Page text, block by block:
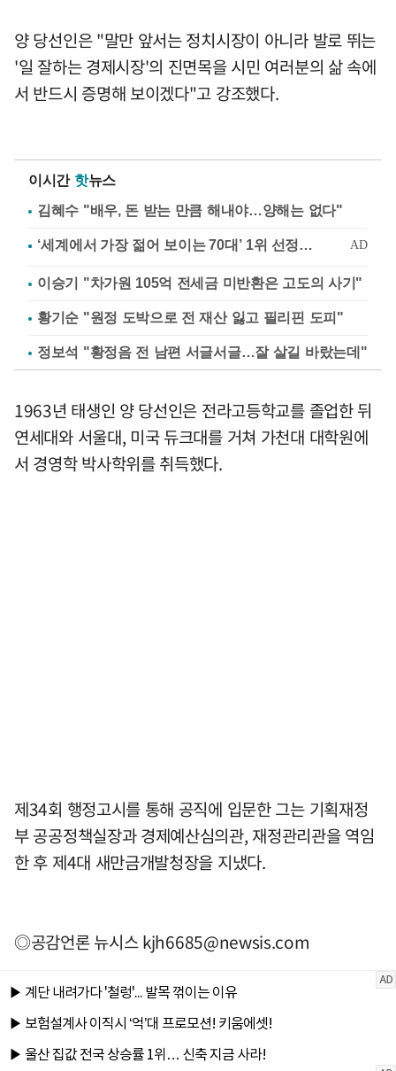
양 당선인은 "말만 앞서는 정치시장이 아니라 발로 뛰는
'일 잘하는 경제시장'의 진면목을 시민 여러분의 삶 속에
서 반드시 증명해 보이겠다"고 강조했다.
이시간 핫뉴스
김혜수 "배우, 돈 받는 만큼 해내야…양해는 없다"
이승기 "차가원 105억 전세금 미반환은 고도의 사기"
황기순 "원정 도박으로 전 재산 잃고 필리핀 도피"
정보석 "황정음 전 남편 서글서글…잘 살길 바랐는데"
1963년 태생인 양 당선인은 전라고등학교를 졸업한 뒤
연세대와 서울대, 미국 듀크대를 거쳐 가천대 대학원에
서 경영학 박사학위를 취득했다.
제34회 행정고시를 통해 공직에 입문한 그는 기획재정
부 공공정책실장과 경제예산심의관, 재정관리관을 역임
한 후 제4대 새만금개발청장을 지냈다.
◎공감언론 뉴시스kjh6685@newsis.com